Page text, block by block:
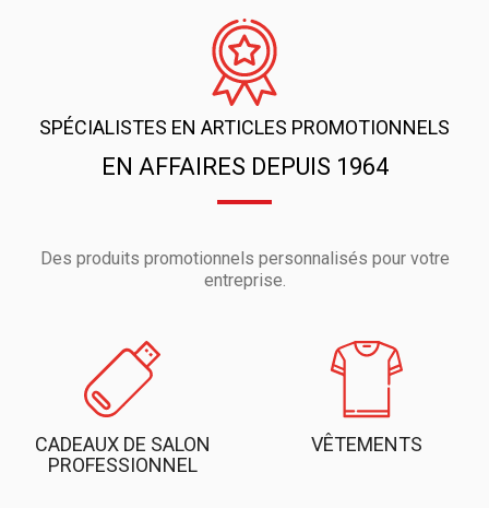
SPÉCIALISTES EN ARTICLES PROMOTIONNELS
EN AFFAIRES DEPUIS 1964
Des produits promotionnels personnalisés pour votre
entreprise.
CADEAUX DE SALON
PROFESSIONNEL
VÊTEMENTS